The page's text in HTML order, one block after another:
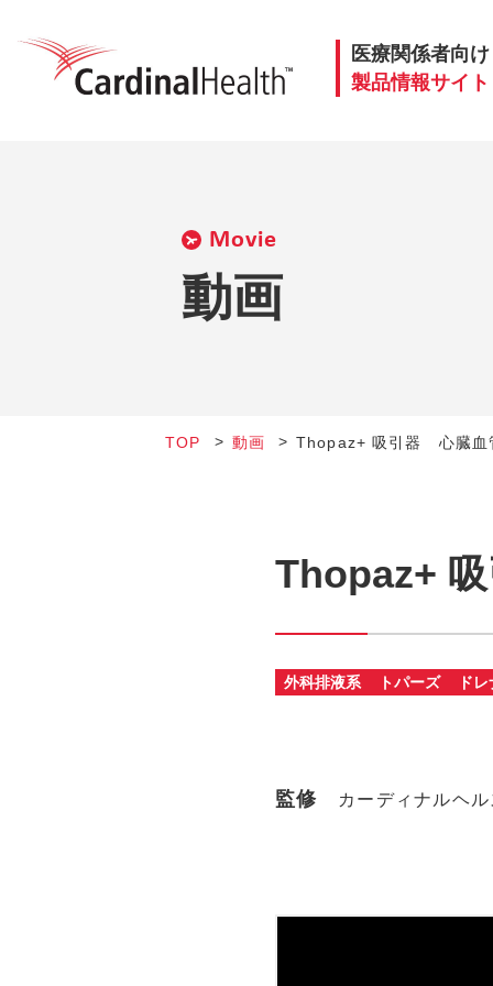
医療関係者向け
製品情報サイト
Movie
動画
TOP 動画 Thopaz+ 吸引器 心臓血
Thopaz+
外科排液系 トパーズ ド
監修 カーディナルヘ